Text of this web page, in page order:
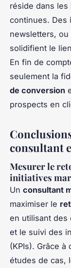
réside dans
continues. Des
newsletters, ou
solidifient le
En fin de
seulement la
de conversion
prospects en
consultant
Mesurer le
initiatives
Un consultant
maximiser le
en utilisant des
et le suivi des
(KPIs). Grâce
études de cas,